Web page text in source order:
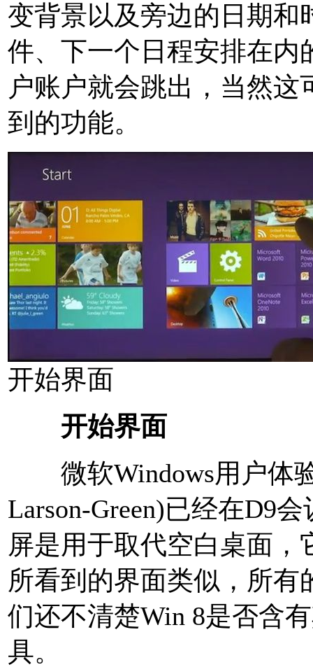
变背景以及旁边的日期和
件、下一个日程安排在内
户账户就会跳出，当然
到的功能。
开始界面
开始界面
微软Windows用户体验
Larson-Green)已经在D9
屏是用于取代空白桌面，
所看到的界面类似，所
们还不清楚Win 8是否含
具。